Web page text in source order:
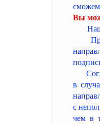
Вы
При
в
с
чем в